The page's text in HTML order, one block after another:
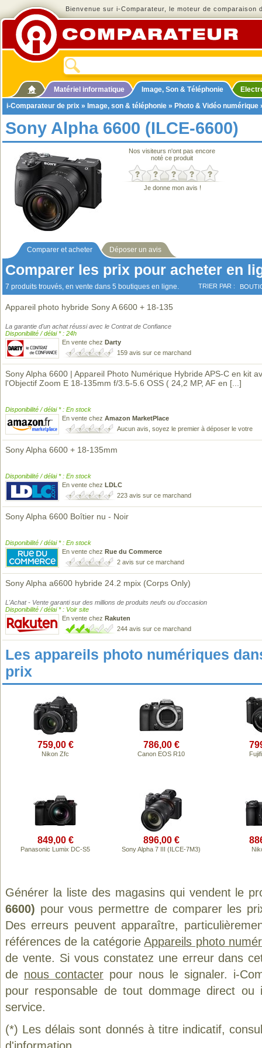
Bienvenue sur i-Comparateur, le moteur de comparaison
Matériel informatique Image, Son & Téléphonie
i-Comparateur de prix » Image, son & téléphonie » Photo & Vidéo numérique
Sony Alpha 6600 (ILCE-6600)
Nos visiteurs n'ont pas encore
noté ce produit
Je donne mon avis !
Comparer et acheter Déposer un avis
Comparer les prix pour acheter en
7 produits trouvés, en vente dans 5 boutiques en ligne. TRIER PAR :
Appareil photo hybride Sony A 6600 + 18-135
La garantie d'un achat réussi avec le Contrat de Confiance
Disponibilité / délai * : 24h
En vente chez Darty
159 avis sur ce marchand
Sony Alpha 6600 | Appareil Photo Numérique Hybride APS-C en kit
l'Objectif Zoom E 18-135mm f/3.5-5.6 OSS ( 24,2 MP, AF en [...]
Disponibilité / délai * : En stock
En vente chez Amazon MarketPlace
Aucun avis, soyez le premier à déposer le votre
Sony Alpha 6600 + 18-135mm
Disponibilité / délai * : En stock
En vente chez LDLC
223 avis sur ce marchand
Sony Alpha 6600 Boîtier nu - Noir
Disponibilité / délai * : En stock
En vente chez Rue du Commerce
2 avis sur ce marchand
Sony Alpha a6600 hybride 24.2 mpix (Corps Only)
L'Achat - Vente garanti sur des millions de produits neufs ou d'occasion
Disponibilité / délai * : Voir site
En vente chez Rakuten
244 avis sur ce marchand
Les appareils photo numériques
prix
759,00 €
Nikon Zfc
786,00 €
Canon EOS R10
849,00 €
Panasonic Lumix DC-S5
896,00 €
Sony Alpha 7 III (ILCE-7M3)
Générer la liste des magasins qui vendent le
6600) pour vous permettre de comparer les
Des erreurs peuvent apparaître,
références de la catégorieAppareils photo
de vente. Si vous constatez une erreur dans
de nous contacter pour nous le signaler. i-
pour responsable de tout dommage direct
service.
(*) Les délais sont donnés à titre indicatif,